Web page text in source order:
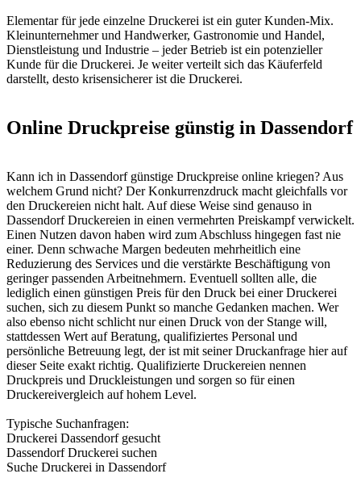
Elementar für jede einzelne Druckerei ist ein guter Kunden-Mix.
Kleinunternehmer und Handwerker, Gastronomie und Handel,
Dienstleistung und Industrie – jeder Betrieb ist ein potenzieller
Kunde für die Druckerei. Je weiter verteilt sich das Käuferfeld
darstellt, desto krisensicherer ist die Druckerei.
Online Druckpreise günstig in Dassendorf
Kann ich in Dassendorf günstige Druckpreise online kriegen? Aus
welchem Grund nicht? Der Konkurrenzdruck macht gleichfalls vor
den Druckereien nicht halt. Auf diese Weise sind genauso in
Dassendorf Druckereien in einen vermehrten Preiskampf verwickelt.
Einen Nutzen davon haben wird zum Abschluss hingegen fast nie
einer. Denn schwache Margen bedeuten mehrheitlich eine
Reduzierung des Services und die verstärkte Beschäftigung von
geringer passenden Arbeitnehmern. Eventuell sollten alle, die
lediglich einen günstigen Preis für den Druck bei einer Druckerei
suchen, sich zu diesem Punkt so manche Gedanken machen. Wer
also ebenso nicht schlicht nur einen Druck von der Stange will,
stattdessen Wert auf Beratung, qualifiziertes Personal und
persönliche Betreuung legt, der ist mit seiner Druckanfrage hier auf
dieser Seite exakt richtig. Qualifizierte Druckereien nennen
Druckpreis und Druckleistungen und sorgen so für einen
Druckereivergleich auf hohem Level.
Typische Suchanfragen:
Druckerei Dassendorf gesucht
Dassendorf Druckerei suchen
Suche Druckerei in Dassendorf